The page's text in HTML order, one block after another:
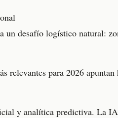
un desafío logístico natural:
relevantes para 2026
y analítica predictiva. La